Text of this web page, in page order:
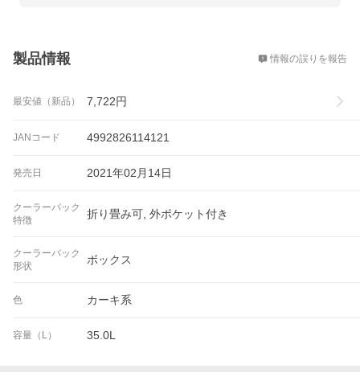
製品情報 情報の誤りを報告
最安値（新品） 7,722円
JANコード 4992826114121
発売日 2021年02月14日
クーラーバック
特徴
折り畳み可, 外ポケット付き
クーラーバック
形状
ボックス
色 カーキ系
容量（L） 35.0L